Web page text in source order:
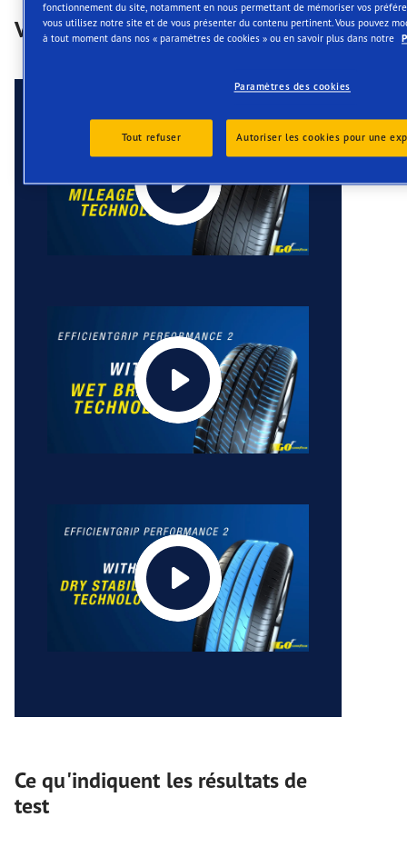
Vidéos
Ce qu'indiquent les résultats de
test
fonctionnement du site, notamment en nous permettant de mémoriser vos
vous utilisez notre site et de vous présenter du contenu pertinent. Vous pouvez
à tout moment dans nos « paramètres de cookies » ou en savoir plus dans notre
Paramètres des cookies
Tout refuser Autoriser les cookies pour une